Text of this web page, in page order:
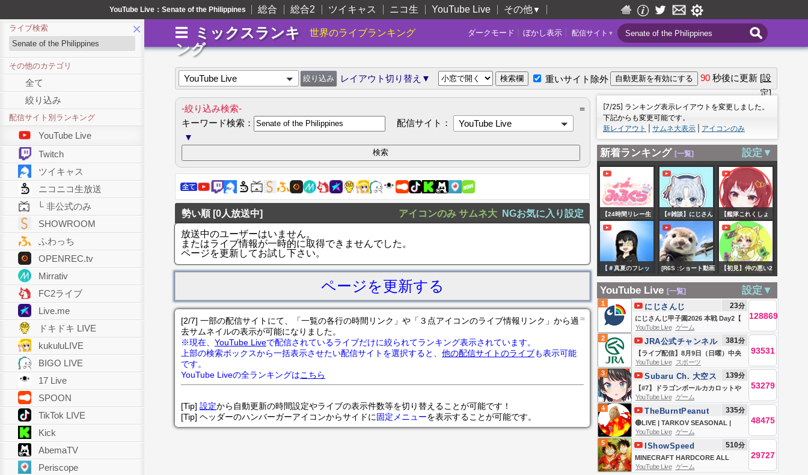
YouTube Live：Senate of the Philippines 総合 総合2 ツイキャス ニコ生 YouTube Live その他▼
ミックスランキ
ング
世界のライブランキング 配信サイト ▼
ぼかし表示
ダークモード
×
ライブ検索
その他のカテゴリ
全て
絞り込み
配信サイト別ランキング
YouTube Live
Twitch
ツイキャス
ニコニコ生放送
└ 非公式のみ
SHOWROOM
ふわっち
OPENREC.tv
Mirrativ
FC2ライブ
Live.me
ドキドキ LIVE
kukuluLIVE
BIGO LIVE
17 Live
SPOON
TikTok LIVE
Kick
AbemaTV
Periscope
YouTube Live レイアウト切り替え▼ 重いサイト除外 90 秒後に更新 [設
定]
-絞り込み検索-
＝
キーワード検索：
配信サイト：
YouTube Live
▼
勢い順 [0人放送中] アイコンのみ サムネ大
NGお気に入り設定
放送中のユーザーはいません。
またはライブ情報が一時的に取得できませんでした。
ページを更新してお試し下さい。
ページを更新する
＝
[2/7] 一部の配信サイトにて、「一覧の各行の時間リンク」や「３点アイコンのライブ情報リンク」から過
去サムネイルの表示が可能になりました。
※現在、 YouTube Liveで配信されているライブだけに絞られてランキング表示されています。
上部の検索ボックスから一括表示させたい配信サイトを選択すると、 他の配信サイトのライブも表示可能
です。
YouTube Liveの全ランキングはこちら
[Tip] 設定から自動更新の時間設定やライブの表示件数等を切り替えることが可能です！
[Tip] ヘッダーのハンバーガーアイコンからサイドに固定メニューを表示することが可能です。
[7/25] ランキング表示レイアウトを変更しました。
下記からも変更可能です。
新レイアウト
サムネ大表示 アイコンのみ
新着ランキング [一覧] 設定▼
【24時間リレー生
放送】罰ゲームす
ごろくで大暴
れ、、【みるく
ら】
【#雑談】にじさん
じ甲子園 Day2同時
視聴！ #vtuber #新
人vtuber #にじさ
んじ #にじさんじ甲
【艦隊これくしょ
ん】 E5-4 これでも
かと破砕なしで割
ってしまうわいき
おいで突破する後
段作戦 L'Élan de
la Flotte
Française -フラン
ス艦隊の躍動-【艦
これ】
【＃真夏のフレッ
シュ歌枠リレー】
ー！！
[R6S :ショート動画
専用参加型] ラン
ク戦！！皆サブ必
須‼️配信中 初見サ
ンも参加どーぞ✨✨
【初見】仲の悪い2
人でクリアできる
のか!?【星のカービ
ィディスカバリ
ん】
YouTube Live [一覧] 設定▼
1
にじさんじ甲子園2026 本戦 Day2【
#にじ甲2026_Day2 】
にじさんじ 23分
128869
YouTube Live ゲーム
2
【ライブ配信】8月9日（日曜）中央
競馬全レース中継（新潟・中京・札
幌）
JRA公式チャンネル 381分
93531
YouTube Live
スポーツ
3
【#7】ドラゴンボールカカロットや
るしゅばああああああああああああ
ああああああああああああああ
あ！！！！！！【ホロライブ/大空ス
バル】
Subaru Ch. 大空ス
バル
139分
53279
YouTube Live ゲーム
4
🔴LIVE | TARKOV SEASONAL |
DAY 6 | LABYRINTH + KORD
BREACH | HUTCHMF | SLUR
SATURDAY | #BUNGULATE
TheBurntPeanut 335分
48475
YouTube Live ゲーム
5
MINECRAFT HARDCORE ALL
BOSSES DAY 2 🍄🔨🧟‍♂️ft. KaiCenat
IShowSpeed 510分
29727
YouTube Live ゲーム